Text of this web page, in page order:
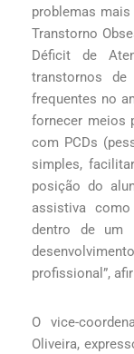
problemas
Transtorno
Déficit de
transtornos
frequentes no
fornecer meios
com PCDs
simples,
posição do
assistiva
dentro de um
profissional”,
O vice-
Oliveira,